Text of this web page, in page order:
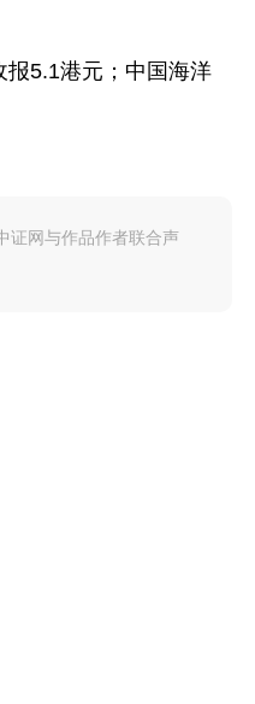
5.1港元；中国海洋
证网与作品作者联合声